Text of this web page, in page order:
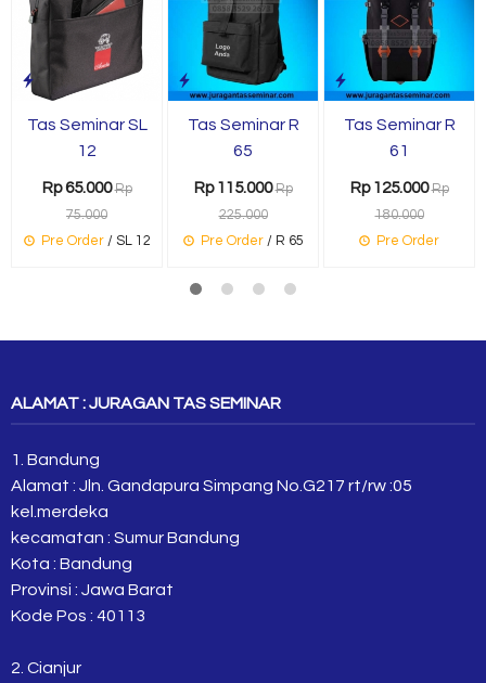
Tas Seminar SL
12
Rp 65.000 Rp
75.000
Pre Order/ SL 12
Tas Seminar R
65
Rp 115.000 Rp
225.000
Pre Order/ R 65
Tas Seminar R
61
Rp 125.000 Rp
180.000
Pre Order
ALAMAT : JURAGAN TAS SEMINAR
1. Bandung
Alamat : Jln. Gandapura Simpang No.G217 rt/rw :05
kel.merdeka
kecamatan : Sumur Bandung
Kota : Bandung
Provinsi : Jawa Barat
Kode Pos : 40113
2. Cianjur